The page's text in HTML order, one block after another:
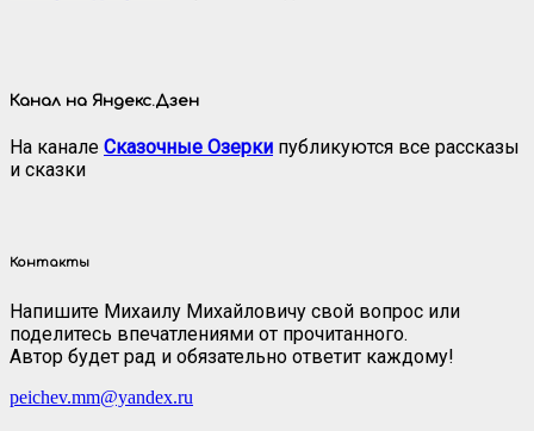
Канал на Яндекс.Дзен
На канале Сказочные Озерки публикуются все рассказы
и сказки
Контакты
Напишите Михаилу Михайловичу свой вопрос или
поделитесь впечатлениями от прочитанного.
Автор будет рад и обязательно ответит каждому!
peichev.mm@yandex.ru